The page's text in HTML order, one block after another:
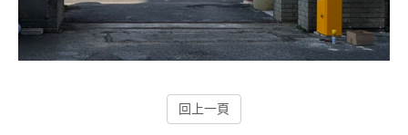
監控系統系列
回上一頁